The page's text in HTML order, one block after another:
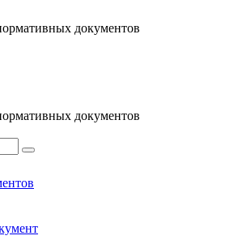
документов
документов